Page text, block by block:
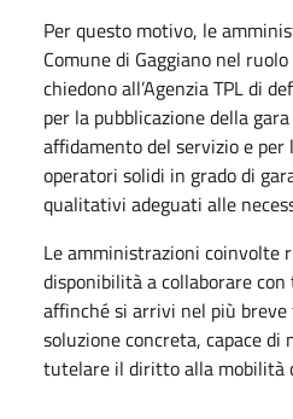
Per questo motivo, le
Comune di Gaggiano nel
chiedono all’Agenzia TPL di
per la pubblicazione della
affidamento del servizio e per
operatori solidi in grado di
qualitativi adeguati alle
Le amministrazioni coinvolte
disponibilità a collaborare
affinché si arrivi nel più breve
soluzione concreta, capace
tutelare il diritto alla mobilità